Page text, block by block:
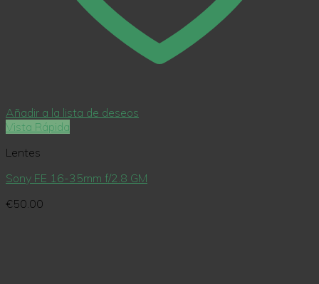
Añadir a la lista de deseos
Vista Rápida
Lentes
Sony FE 16-35mm f/2.8 GM
€50.00